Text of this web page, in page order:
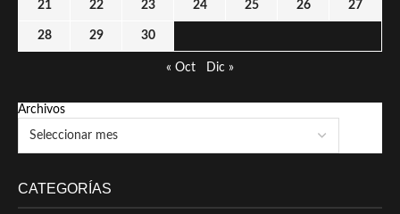
21 22 23 24 25 26 27
28 29 30
« Oct Dic »
Archivos
CATEGORÍAS